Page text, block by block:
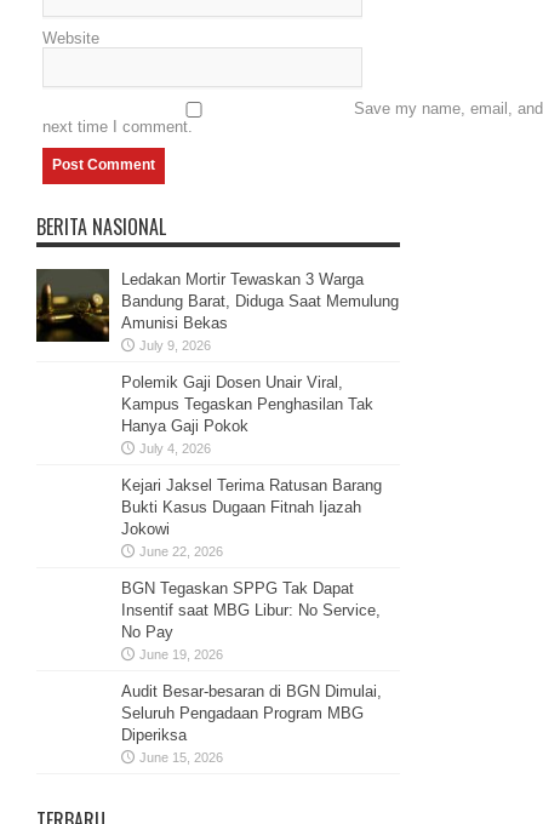
Website
Save my name, email,
next time I comment.
BERITA NASIONAL
Ledakan Mortir Tewaskan 3 Warga
Bandung Barat, Diduga Saat Memulung
Amunisi Bekas
July 9, 2026
Polemik Gaji Dosen Unair Viral,
Kampus Tegaskan Penghasilan Tak
Hanya Gaji Pokok
July 4, 2026
Kejari Jaksel Terima Ratusan Barang
Bukti Kasus Dugaan Fitnah Ijazah
Jokowi
June 22, 2026
BGN Tegaskan SPPG Tak Dapat
Insentif saat MBG Libur: No Service,
No Pay
June 19, 2026
Audit Besar-besaran di BGN Dimulai,
Seluruh Pengadaan Program MBG
Diperiksa
June 15, 2026